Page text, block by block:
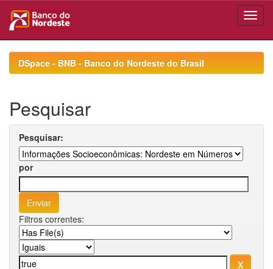
navigationDSpace - BNB - Banco do Nordeste do Brasil
Pesquisar
Pesquisar:
por
Filtros correntes: